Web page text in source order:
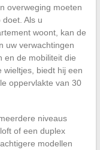
overweging moeten
Als u
woont, kan de
uw verwachtingen
en de mobiliteit die
biedt hij een
oppervlakte van 30
niveaus
of een duplex
modellen